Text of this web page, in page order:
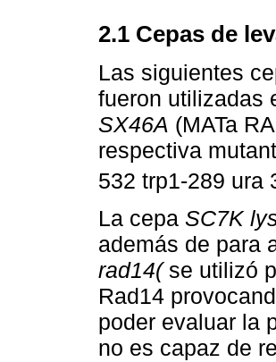
2.1 Cepas de
Las siguientes
fueron utilizadas
SX46A (MATa
respectiva
532 trp1-289 ura
La cepa SC7K
además de para
rad14(se utilizó
Rad14
poder evaluar la
no es capaz de